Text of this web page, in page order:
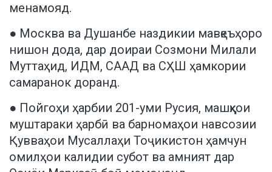
менамояд.
● Москва ва Душанбе наздикии мавқеъҳоро
нишон дода, дар доираи Созмони Милали
Муттаҳид, ИДМ, СААД ва СҲШ ҳамкории
самаранок доранд.
● Пойгоҳи ҳарбии 201-уми Русия, машқҳои
муштараки ҳарбӣ ва барномаҳои навсозии
Қувваҳои Мусаллаҳи Тоҷикистон ҳамчун
омилҳои калидии субот ва амният дар